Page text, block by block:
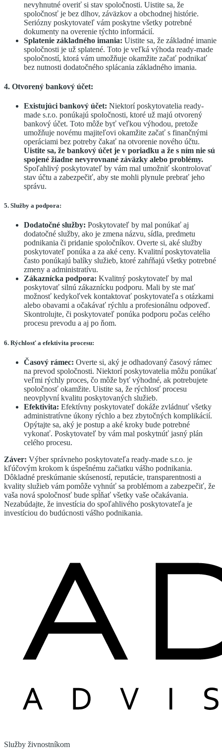
nevyhnutné overiť si stav spoločnosti. Uistite sa, že
spoločnosť je bez dlhov, záväzkov a obchodnej histórie.
Seriózny poskytovateľ vám poskytne všetky potrebné
dokumenty na overenie týchto informácií.
Splatenie základného imania: Uistite sa, že základné imanie
spoločnosti je už splatené. Toto je veľká výhoda ready-made
spoločností, ktorá vám umožňuje okamžite začať podnikať
bez nutnosti dodatočného splácania základného imania.
4. Otvorený bankový účet:
Existujúci bankový účet: Niektorí poskytovatelia ready-
made s.r.o. ponúkajú spoločnosti, ktoré už majú otvorený
bankový účet. Toto môže byť veľkou výhodou, pretože
umožňuje novému majiteľovi okamžite začať s finančnými
operáciami bez potreby čakať na otvorenie nového účtu.
Uistite sa, že bankový účet je v poriadku a že s ním nie sú
spojené žiadne nevyrovnané záväzky alebo problémy.
Spoľahlivý poskytovateľ by vám mal umožniť skontrolovať
stav účtu a zabezpečiť, aby ste mohli plynule prebrať jeho
správu.
5. Služby a podpora:
Dodatočné služby: Poskytovateľ by mal ponúkať aj
dodatočné služby, ako je zmena názvu, sídla, predmetu
podnikania či pridanie spoločníkov. Overte si, aké služby
poskytovateľ ponúka a za aké ceny. Kvalitní poskytovatelia
často ponúkajú balíky služieb, ktoré zahŕňajú všetky potrebné
zmeny a administratívu.
Zákaznícka podpora: Kvalitný poskytovateľ by mal
poskytovať silnú zákaznícku podporu. Mali by ste mať
možnosť kedykoľvek kontaktovať poskytovateľa s otázkami
alebo obavami a očakávať rýchlu a profesionálnu odpoveď.
Skontrolujte, či poskytovateľ ponúka podporu počas celého
procesu prevodu a aj po ňom.
6. Rýchlosť a efektivita procesu:
Časový rámec: Overte si, aký je odhadovaný časový rámec
na prevod spoločnosti. Niektorí poskytovatelia môžu ponúkať
veľmi rýchly proces, čo môže byť výhodné, ak potrebujete
spoločnosť okamžite. Uistite sa, že rýchlosť procesu
neovplyvní kvalitu poskytovaných služieb.
Efektivita: Efektívny poskytovateľ dokáže zvládnuť všetky
administratívne úkony rýchlo a bez zbytočných komplikácií.
Opýtajte sa, aký je postup a aké kroky bude potrebné
vykonať. Poskytovateľ by vám mal poskytnúť jasný plán
celého procesu.
Záver: Výber správneho poskytovateľa ready-made s.r.o. je
kľúčovým krokom k úspešnému začiatku vášho podnikania.
Dôkladné preskúmanie skúseností, reputácie, transparentnosti a
kvality služieb vám pomôže vyhnúť sa problémom a zabezpečiť, že
vaša nová spoločnosť bude spĺňať všetky vaše očakávania.
Nezabúdajte, že investícia do spoľahlivého poskytovateľa je
investíciou do budúcnosti vášho podnikania.
Služby živnostníkom